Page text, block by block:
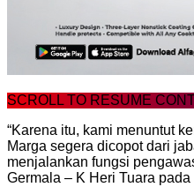
SCROLL TO RESUME
“Karena itu, kami menuntut
Marga segera dicopot dari
menjalankan fungsi
Germala – K Heri Tuara